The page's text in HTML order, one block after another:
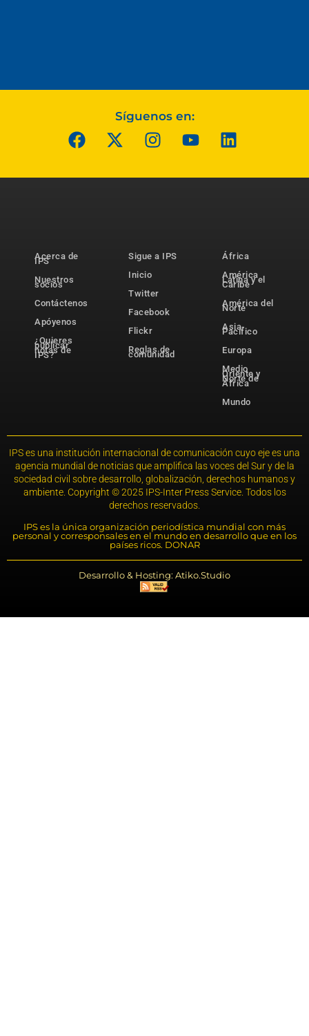
Síguenos en:
Acerca de
IPS
Nuestros
socios
Contáctenos
Apóyenos
¿Quieres
publicar
notas de
IPS?
Sigue a IPS
Inicio
Twitter
Facebook
Flickr
Reglas de
comunidad
África
América
Latina y el
Caribe
América del
Norte
Asia-
Pacífico
Europa
Medio
Oriente y
Norte de
África
Mundo
IPS es una institución internacional de comunicación cuyo eje es una
agencia mundial de noticias que amplifica las voces del Sur y de la
sociedad civil sobre desarrollo, globalización, derechos humanos y
ambiente. Copyright © 2025 IPS-Inter Press Service. Todos los
derechos reservados.
IPS es la única organización periodística mundial con más
personal y corresponsales en el mundo en desarrollo que en los
países ricos. DONAR
Desarrollo & Hosting: Atiko.Studio